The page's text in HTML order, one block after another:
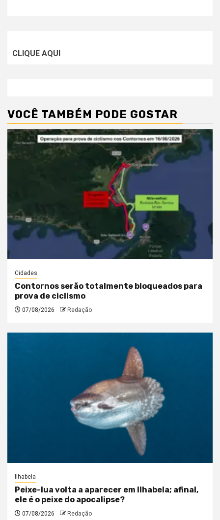
CLIQUE AQUI
VOCÊ TAMBÉM PODE GOSTAR
Cidades
Contornos serão totalmente bloqueados para
prova de ciclismo
07/08/2026 Redação
Ilhabela
Peixe-lua volta a aparecer em Ilhabela; afinal,
ele é o peixe do apocalipse?
07/08/2026 Redação